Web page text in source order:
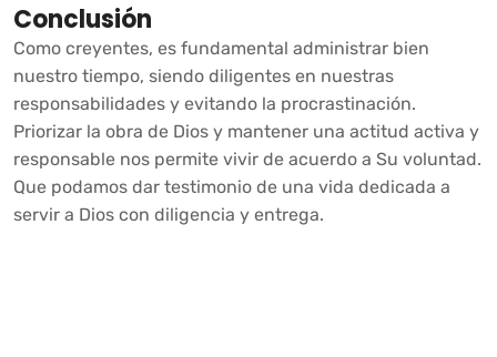
Conclusión
Como creyentes, es fundamental administrar bien
nuestro tiempo, siendo diligentes en nuestras
responsabilidades y evitando la procrastinación.
Priorizar la obra de Dios y mantener una actitud activa y
responsable nos permite vivir de acuerdo a Su voluntad.
Que podamos dar testimonio de una vida dedicada a
servir a Dios con diligencia y entrega.